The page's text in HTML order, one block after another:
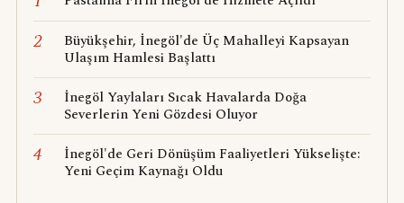
2
Büyükşehir, İnegöl'de Üç Mahalleyi Kapsayan
Ulaşım Hamlesi Başlattı
3
İnegöl Yaylaları Sıcak Havalarda Doğa
Severlerin Yeni Gözdesi Oluyor
4
İnegöl'de Geri Dönüşüm Faaliyetleri Yükselişte:
Yeni Geçim Kaynağı Oldu